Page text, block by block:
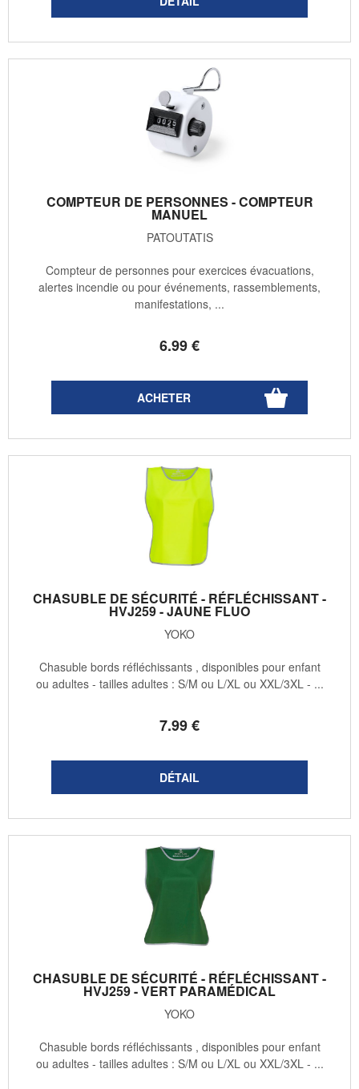
COMPTEUR DE PERSONNES - COMPTEUR
MANUEL
PATOUTATIS
6.99€
Compteur de personnes pour exercices évacuations,
alertes incendie ou pour événements, rassemblements,
manifestations, ...
CHASUBLE DE SÉCURITÉ - RÉFLÉCHISSANT -
HVJ259 - JAUNE FLUO
YOKO
7.99€
Chasuble bords réfléchissants , disponibles pour enfant
ou adultes - tailles adultes : S/M ou L/XL ou XXL/3XL - ...
CHASUBLE DE SÉCURITÉ - RÉFLÉCHISSANT -
HVJ259 - VERT PARAMÉDICAL
YOKO
Chasuble bords réfléchissants , disponibles pour enfant
ou adultes - tailles adultes : S/M ou L/XL ou XXL/3XL - ...